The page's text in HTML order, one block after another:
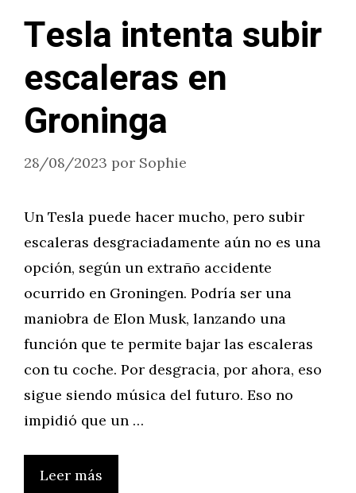
Tesla intenta subir
escaleras en
Groninga
28/08/2023 por Sophie
Un Tesla puede hacer mucho, pero subir
escaleras desgraciadamente aún no es una
opción, según un extraño accidente
ocurrido en Groningen. Podría ser una
maniobra de Elon Musk, lanzando una
función que te permite bajar las escaleras
con tu coche. Por desgracia, por ahora, eso
sigue siendo música del futuro. Eso no
impidió que un …
Leer más